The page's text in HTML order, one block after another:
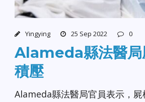
Yingying 25 Sep 2022 0
Alameda縣法醫局
積壓
Alameda縣法醫局官員表示，